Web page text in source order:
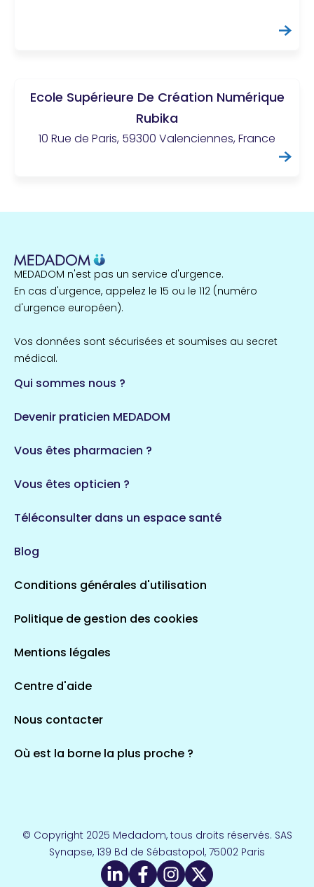
Ecole Supérieure De Création Numérique
Rubika
10 Rue de Paris, 59300 Valenciennes, France
MEDADOM n'est pas un service d'urgence.
En cas d'urgence, appelez le 15 ou le 112 (numéro
d'urgence européen).
Vos données sont sécurisées et soumises au secret
médical.
Qui sommes nous ?
Devenir praticien MEDADOM
Vous êtes pharmacien ?
Vous êtes opticien ?
Téléconsulter dans un espace santé
Blog
Conditions générales d'utilisation
Politique de gestion des cookies
Mentions légales
Centre d'aide
Nous contacter
Où est la borne la plus proche ?
© Copyright 2025 Medadom, tous droits réservés. SAS
Synapse, 139 Bd de Sébastopol, 75002 Paris